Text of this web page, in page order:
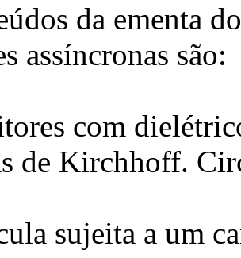
da ementa
assíncronas são:
com
de Kirchhoff.
sujeita a um